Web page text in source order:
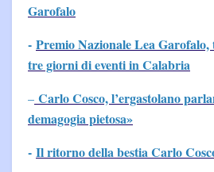
Garofalo
- Premio Nazionale Lea
tre giorni di eventi in Calabria
– Carlo Cosco, l’ergastolano
demagogia pietosa»
- Il ritorno della bestia Carlo